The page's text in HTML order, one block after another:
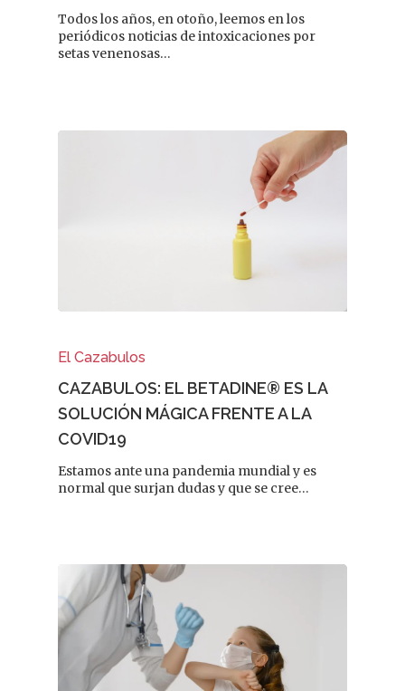
Todos los años, en otoño, leemos en los
periódicos noticias de intoxicaciones por
setas venenosas…
El Cazabulos
CAZABULOS: EL BETADINE® ES LA
SOLUCIÓN MÁGICA FRENTE A LA
COVID19
Estamos ante una pandemia mundial y es
normal que surjan dudas y que se cree…